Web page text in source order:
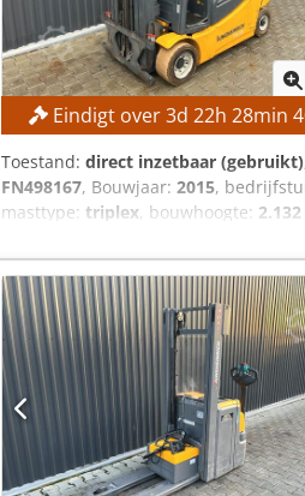
Eindigt over3d 22h 28min
Toestand: direct inzetbaar (gebruikt)
FN498167, Bouwjaar: 2015,
masttype: triplex, bouwhoogte:
hoogste bod! TECHNISCHE
2.132 mm MACHINEGEGEVENS
Bouwjaar batterij: 2015 Dcodpfx
Bedrijfstijden: 15.254 uur
de vorkendrager Acculader Externe